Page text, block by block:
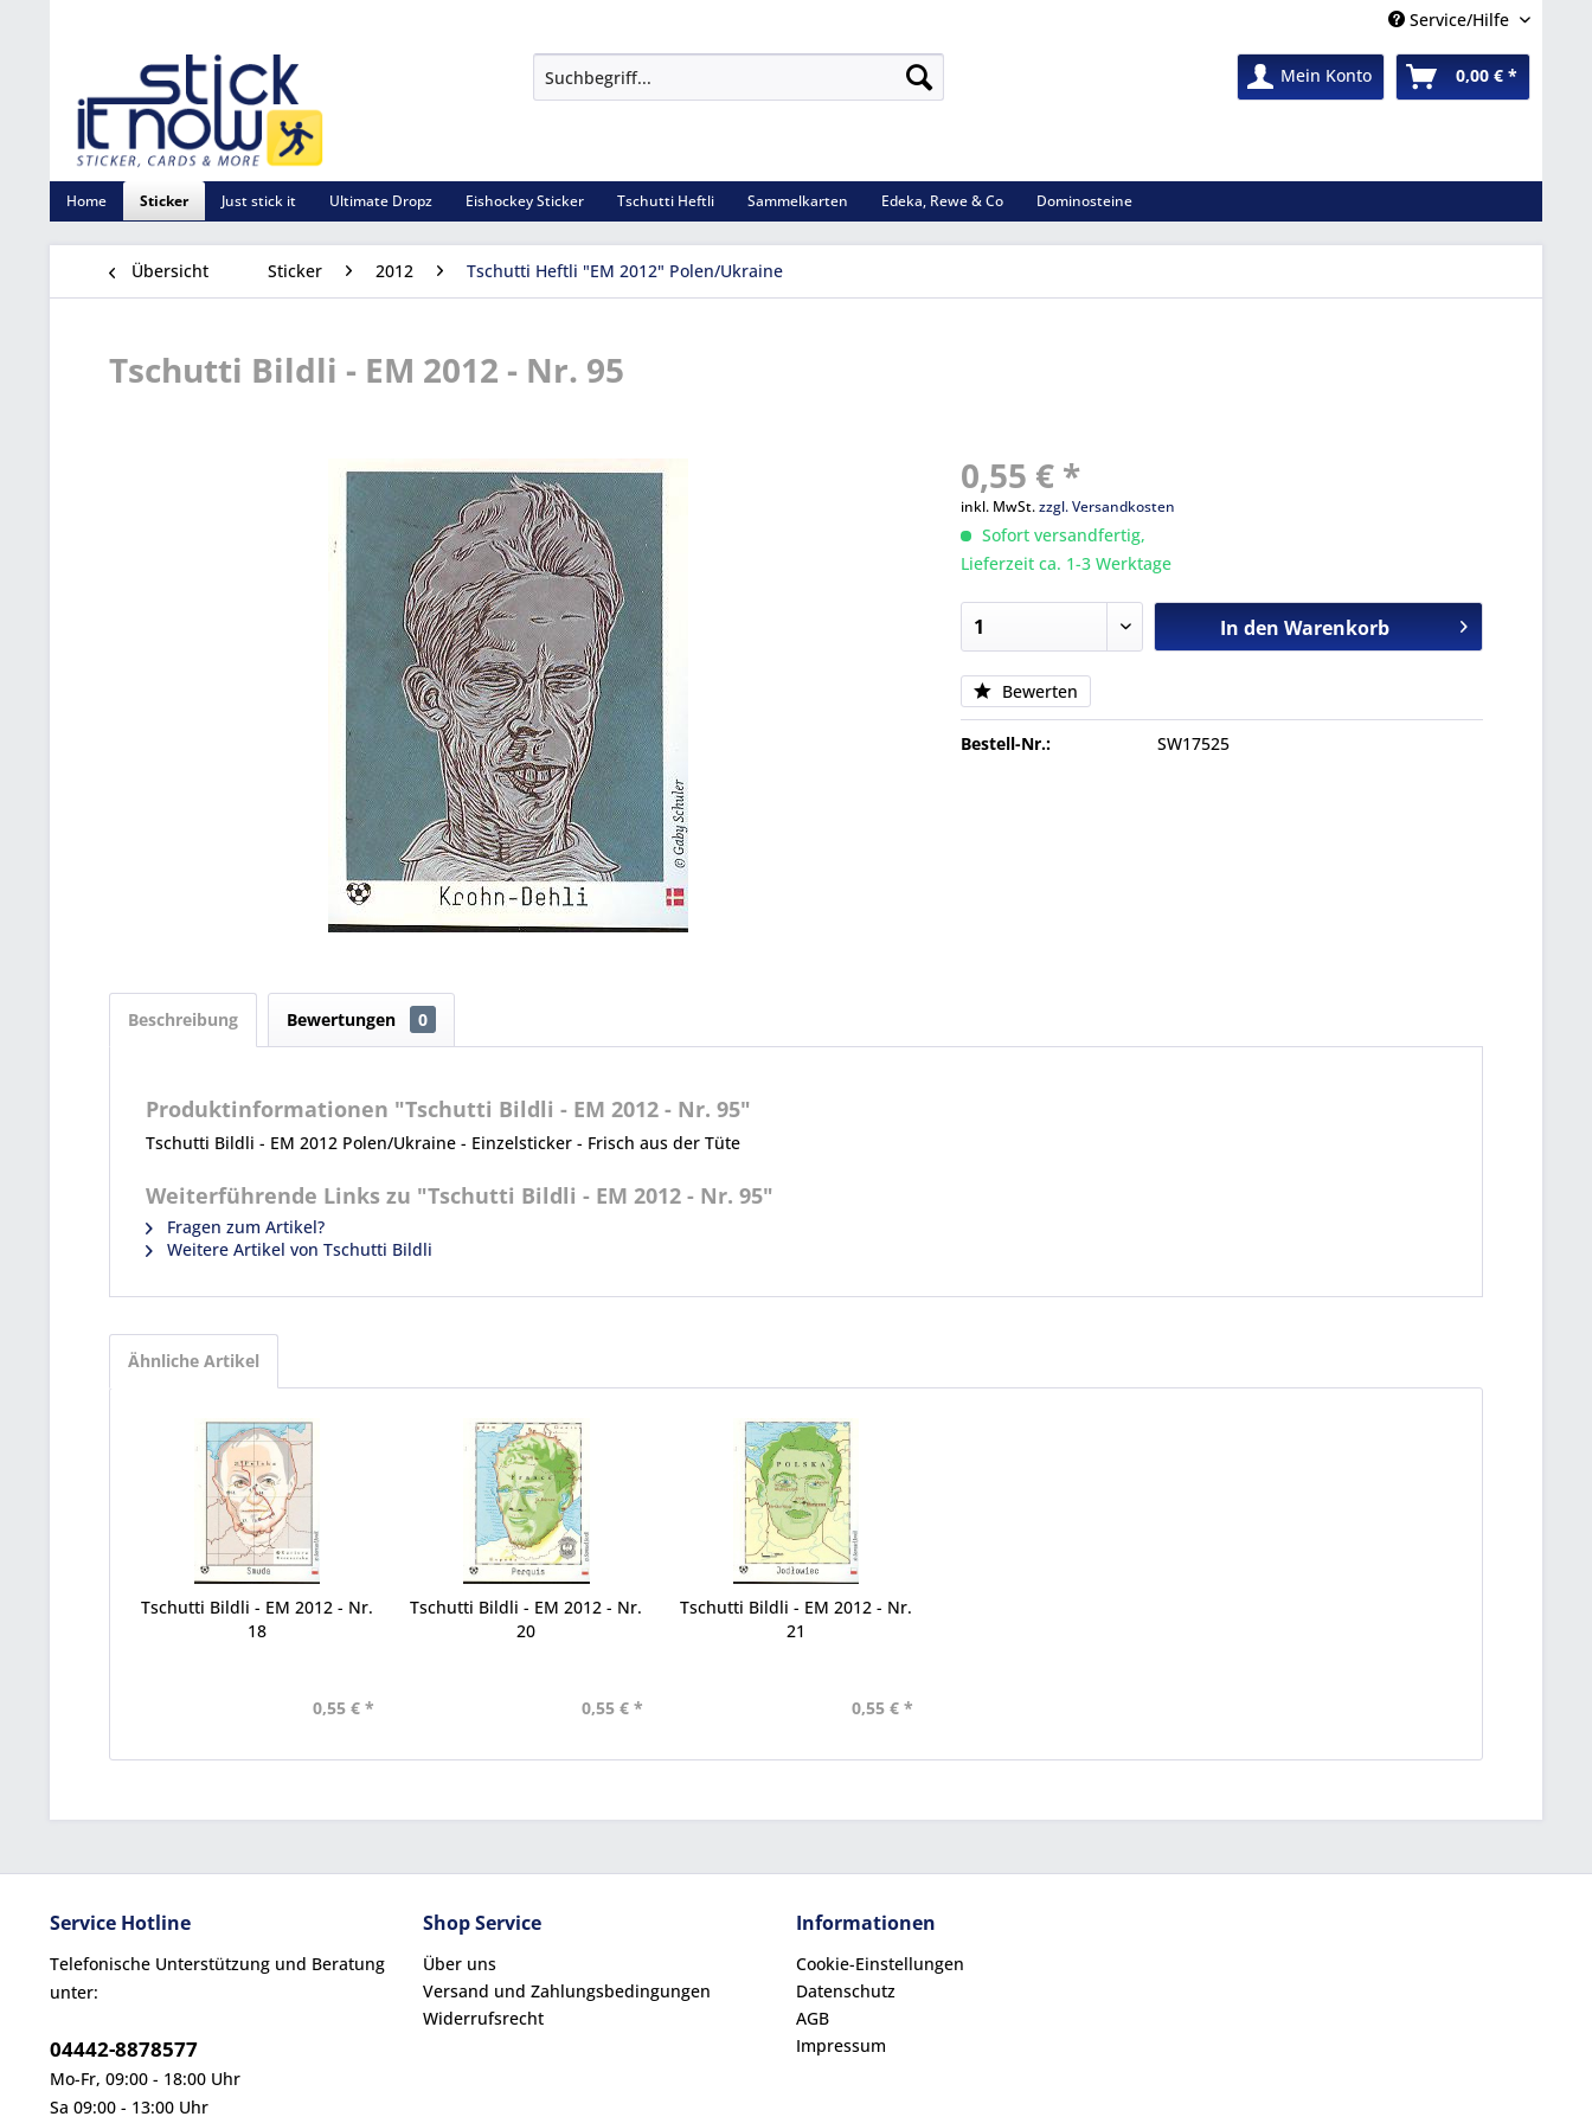
Service/Hilfe
Mein Konto 0,00 € *
Home Sticker Just stick it Ultimate Dropz Eishockey Sticker Tschutti Heftli Sammelkarten Edeka, Rewe & Co Dominosteine
Übersicht Sticker 2012 Tschutti Heftli "EM 2012" Polen/Ukraine
Tschutti Bildli - EM 2012 - Nr. 95
0,55 € *
inkl. MwSt.zzgl. Versandkosten
Sofort versandfertig,
Lieferzeit ca. 1-3 Werktage
In den Warenkorb
Bewerten
Bestell-Nr.: SW17525
Beschreibung Bewertungen 0
Produktinformationen "Tschutti Bildli - EM 2012 - Nr. 95"
Tschutti Bildli - EM 2012 Polen/Ukraine - Einzelsticker - Frisch aus der Tüte
Weiterführende Links zu "Tschutti Bildli - EM 2012 - Nr. 95"
Fragen zum Artikel?
Weitere Artikel von Tschutti Bildli
Ähnliche Artikel
Tschutti Bildli - EM 2012 - Nr.
18
0,55 € *
Tschutti Bildli - EM 2012 - Nr.
20
0,55 € *
Tschutti Bildli - EM 2012 - Nr.
21
0,55 € *
Service Hotline
Telefonische Unterstützung und Beratung
unter:
04442-8878577
Mo-Fr, 09:00 - 18:00 Uhr
Sa 09:00 - 13:00 Uhr
Shop Service
Über uns
Versand und Zahlungsbedingungen
Widerrufsrecht
Informationen
Cookie-Einstellungen
Datenschutz
AGB
Impressum